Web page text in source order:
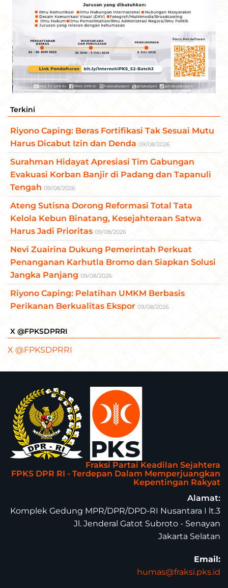
Terkini
Riyono Caping: Beras Fortifikasi Tak Sesuai Mutu
Harus Dicabut Izin dan Denda 09/08/2026
Surahman Hidayat Apresiasi Tim Gabungan
Evakuasi Korban Banjir di Padang dan Tapanuli
Tengah 09/08/2026
Ateng Sutisna Dorong Reformasi Total Tata
Kelola Kebun Binatang, Kesejahteraan Satwa
Harus Jadi Prioritas 09/08/2026
Nevi Zuairina Dukung Pemerintah Perkuat
Penanganan Karhutla Bromo dan Siapkan Solusi
Jangka Panjang 09/08/2026
Riyono Caping: Pelatihan UMKM Berbasis
Perikanan Berkualitas Ekspor 09/08/2026
X @FPKSDPRRI
X @FPKSDPRRI
Fraksi Partai Keadilan Sejahtera
FPKS DPR RI - Terdepan Dalam Memperjuangkan
Kepentingan Rakyat
Alamat:
Komplek Gedung MPR/DPR/DPD-RI Nusantara I lt.3
Jl. Jenderal Gatot Subroto - Senayan
Jakarta Selatan
Email:
humas@fraksi.pks.id